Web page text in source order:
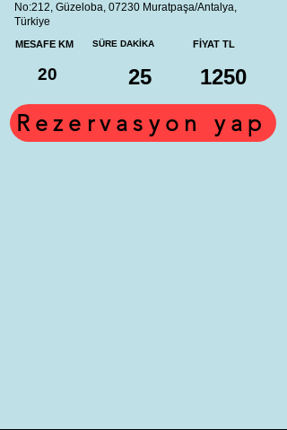
No:212, Güzeloba, 07230 Muratpaşa/Antalya,
Türkiye
MESAFE KM
20
SÜRE DAKİKA
25
FİYAT TL
1250
Rezervasyon yap